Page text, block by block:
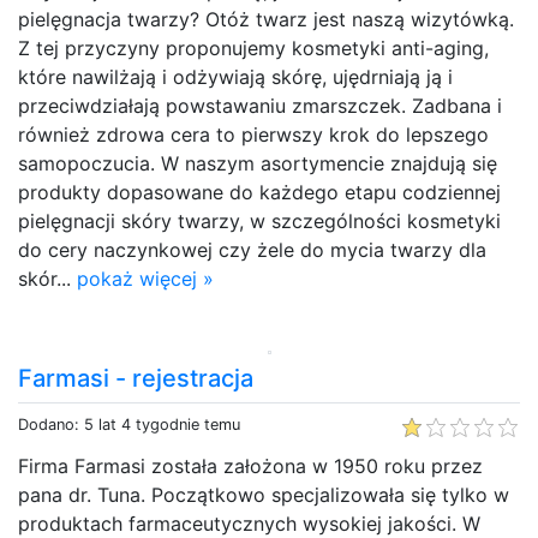
pielęgnacja twarzy? Otóż twarz jest naszą wizytówką.
Z tej przyczyny proponujemy kosmetyki anti-aging,
które nawilżają i odżywiają skórę, ujędrniają ją i
przeciwdziałają powstawaniu zmarszczek. Zadbana i
również zdrowa cera to pierwszy krok do lepszego
samopoczucia. W naszym asortymencie znajdują się
produkty dopasowane do każdego etapu codziennej
pielęgnacji skóry twarzy, w szczególności kosmetyki
do cery naczynkowej czy żele do mycia twarzy dla
skór... pokaż więcej »
Farmasi - rejestracja
Dodano: 5 lat 4 tygodnie temu
Firma Farmasi została założona w 1950 roku przez
pana dr. Tuna. Początkowo specjalizowała się tylko w
produktach farmaceutycznych wysokiej jakości. W